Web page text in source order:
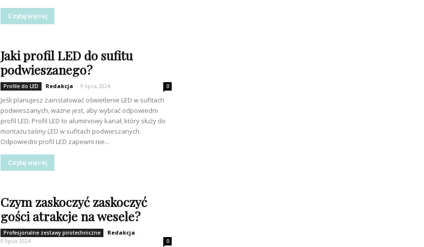
Czytaj więcej
Jaki profil LED do sufitu
podwieszanego?
Profile do LED Redakcja - 9 lipca 2024 0
Jeśli planujesz zainstalować oświetlenie LED w sufitach
podwieszanych, ważne jest, aby wybrać odpowiedni
profil LED. Profil LED to aluminiowy kanał, który służy do
montażu taśmy LED w sufitach podwieszanych.
Odpowiedni profil LED zapewni nie...
Czytaj więcej
Czym zaskoczyć zaskoczyć
gości atrakcje na wesele?
Profesjonalne zestawy pirotechniczne Redakcja -
9 lipca 2024
0